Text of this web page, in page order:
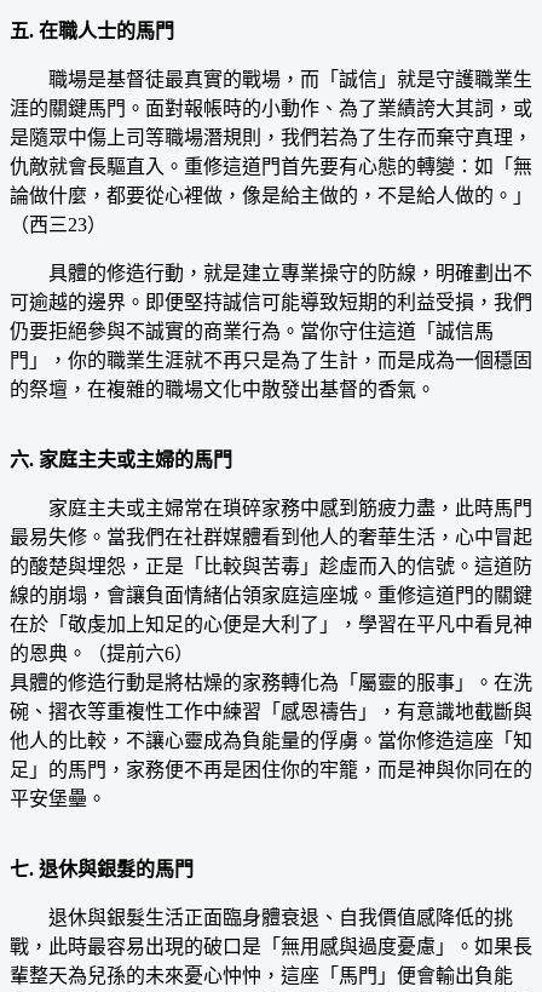
五. 在職人士的馬門
職場是基督徒最真實的戰場，而「誠信」就是守護職業生
涯的關鍵馬門。面對報帳時的小動作、為了業績誇大其詞，或
是隨眾中傷上司等職場潛規則，我們若為了生存而棄守真理，
仇敵就會長驅直入。重修這道門首先要有心態的轉變：如「無
論做什麼，都要從心裡做，像是給主做的，不是給人做的。」
（西三23）
具體的修造行動，就是建立專業操守的防線，明確劃出不
可逾越的邊界。即便堅持誠信可能導致短期的利益受損，我們
仍要拒絕參與不誠實的商業行為。當你守住這道「誠信馬
門」，你的職業生涯就不再只是為了生計，而是成為一個穩固
的祭壇，在複雜的職場文化中散發出基督的香氣。
六. 家庭主夫或主婦的馬門
家庭主夫或主婦常在瑣碎家務中感到筋疲力盡，此時馬門
最易失修。當我們在社群媒體看到他人的奢華生活，心中冒起
的酸楚與埋怨，正是「比較與苦毒」趁虛而入的信號。這道防
線的崩塌，會讓負面情緒佔領家庭這座城。重修這道門的關鍵
在於「敬虔加上知足的心便是大利了」，學習在平凡中看見神
的恩典。（提前六6）
具體的修造行動是將枯燥的家務轉化為「屬靈的服事」。在洗
碗、摺衣等重複性工作中練習「感恩禱告」，有意識地截斷與
他人的比較，不讓心靈成為負能量的俘虜。當你修造這座「知
足」的馬門，家務便不再是困住你的牢籠，而是神與你同在的
平安堡壘。
七. 退休與銀髮的馬門
退休與銀髮生活正面臨身體衰退、自我價值感降低的挑
戰，此時最容易出現的破口是「無用感與過度憂慮」。如果長
輩整天為兒孫的未來憂心忡忡，這座「馬門」便會輸出負能